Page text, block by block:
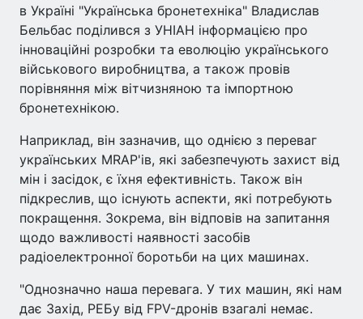
в Україні "Українська бронетехніка" Владислав
Бельбас поділився з УНІАН інформацією про
інноваційні розробки та еволюцію українського
військового виробництва, а також провів
порівняння між вітчизняною та імпортною
бронетехнікою.
Наприклад, він зазначив, що однією з переваг
українських MRAP'ів, які забезпечують захист від
мін і засідок, є їхня ефективність. Також він
підкреслив, що існують аспекти, які потребують
покращення. Зокрема, він відповів на запитання
щодо важливості наявності засобів
радіоелектронної боротьби на цих машинах.
"Однозначно наша перевага. У тих машин, які нам
дає Захід, РЕБу від FPV-дронів взагалі немає.